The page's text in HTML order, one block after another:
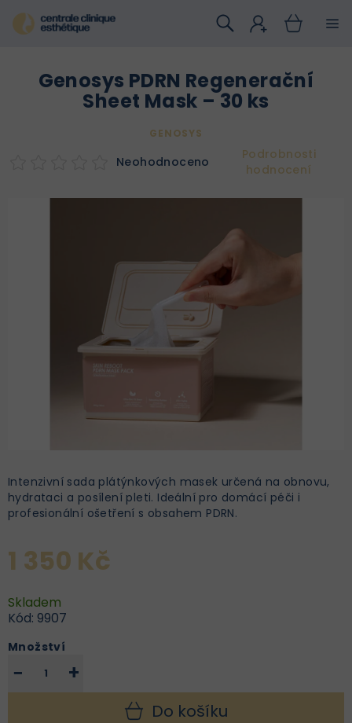
na
obsah
Intenzivní sada plátýnkových masek určená na obnovu,
hydrataci a posílení pleti. Ideální pro domácí péči i
profesionální ošetření s obsahem PDRN.
1 350 Kč
Skladem
Kód: 9907
Množství
+
−
Do košíku
Genosys PDRN Regenerační
Sheet Mask – 30 ks
GENOSYS
Neohodnoceno
Podrobnosti
hodnocení